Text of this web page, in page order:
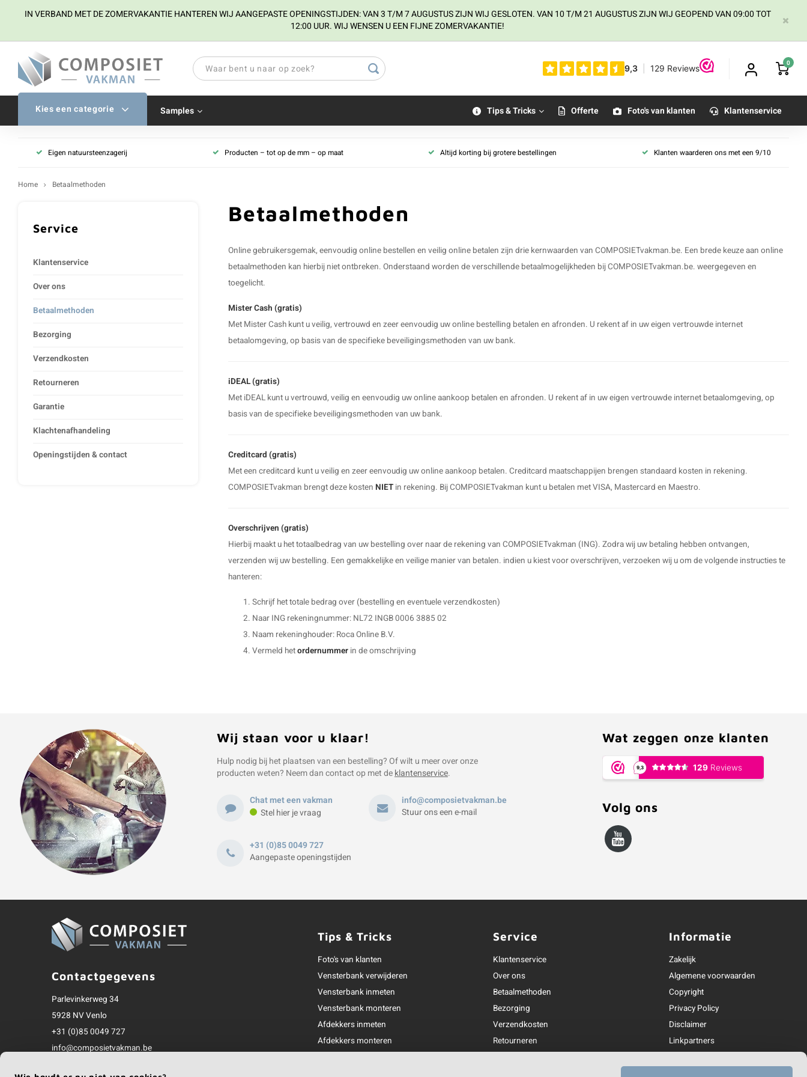
IN VERBAND MET DE ZOMERVAKANTIE HANTEREN WIJ AANGEPASTE OPENINGSTIJDEN: VAN 3 T/M 7 AUGUSTUS ZIJN WIJ GESLOTEN. VAN 10 T/M 21 AUGUSTUS ZIJN WIJ GEOPEND VAN 09:00 TOT
12:00 UUR. WIJ WENSEN U EEN FIJNE ZOMERVAKANTIE!
0
Kies een categorie Samples Tips & Tricks Offerte Foto's van klanten Klantenservice
Eigen natuursteenzagerij Producten – tot op de mm – op maat Altijd korting bij grotere bestellingen Klanten waarderen ons met een 9/10
Home Betaalmethoden
Service
Klantenservice
Over ons
Betaalmethoden
Bezorging
Verzendkosten
Retourneren
Garantie
Klachtenafhandeling
Openingstijden & contact
Betaalmethoden
Online gebruikersgemak, eenvoudig online bestellen en veilig online betalen zijn drie kernwaarden van COMPOSIETvakman.be. Een brede keuze aan online
betaalmethoden kan hierbij niet ontbreken. Onderstaand worden de verschillende betaalmogelijkheden bij COMPOSIETvakman.be. weergegeven en
toegelicht.
Mister Cash (gratis)
Met Mister Cash kunt u veilig, vertrouwd en zeer eenvoudig uw online bestelling betalen en afronden. U rekent af in uw eigen vertrouwde internet
betaalomgeving, op basis van de specifieke beveiligingsmethoden van uw bank.
iDEAL (gratis)
Met iDEAL kunt u vertrouwd, veilig en eenvoudig uw online aankoop betalen en afronden. U rekent af in uw eigen vertrouwde internet betaalomgeving, op
basis van de specifieke beveiligingsmethoden van uw bank.
Creditcard (gratis)
Met een creditcard kunt u veilig en zeer eenvoudig uw online aankoop betalen. Creditcard maatschappijen brengen standaard kosten in rekening.
COMPOSIETvakman brengt deze kosten NIET in rekening. Bij COMPOSIETvakman kunt u betalen met VISA, Mastercard en Maestro.
Overschrijven (gratis)
Hierbij maakt u het totaalbedrag van uw bestelling over naar de rekening van COMPOSIETvakman (ING). Zodra wij uw betaling hebben ontvangen,
verzenden wij uw bestelling. Een gemakkelijke en veilige manier van betalen. indien u kiest voor overschrijven, verzoeken wij u om de volgende instructies te
hanteren:
Schrijf het totale bedrag over (bestelling en eventuele verzendkosten)
Naar ING rekeningnummer: NL72 INGB 0006 3885 02
Naam rekeninghouder: Roca Online B.V.
Vermeld hetordernummer in de omschrijving
Wij staan voor u klaar!
Hulp nodig bij het plaatsen van een bestelling? Of wilt u meer over onze
producten weten? Neem dan contact op met deklantenservice.
Chat met een vakman
Stel hier je vraag
info@composietvakman.be
Stuur ons een e-mail
+31 (0)85 0049 727
Aangepaste openingstijden
Wat zeggen onze klanten
Volg ons
Contactgegevens
Parlevinkerweg 34
5928 NV Venlo
+31 (0)85 0049 727
info@composietvakman.be
Tips & Tricks
Foto's van klanten
Vensterbank verwijderen
Vensterbank inmeten
Vensterbank monteren
Afdekkers inmeten
Afdekkers monteren
Service
Klantenservice
Over ons
Betaalmethoden
Bezorging
Verzendkosten
Retourneren
Informatie
Zakelijk
Algemene voorwaarden
Copyright
Privacy Policy
Disclaimer
Linkpartners